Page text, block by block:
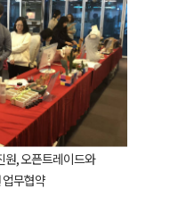
원, 오픈트레이드와
무협약